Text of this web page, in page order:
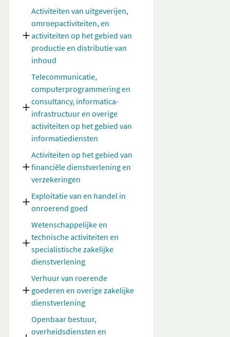
Activiteiten van uitgeverijen,
omroepactiviteiten, en
activiteiten op het gebied van
productie en distributie van
inhoud
Telecommunicatie,
computerprogrammering en
consultancy, informatica-
infrastructuur en overige
activiteiten op het gebied van
informatiediensten
Activiteiten op het gebied van
financiële dienstverlening en
verzekeringen
Exploitatie van en handel in
onroerend goed
Wetenschappelijke en
technische activiteiten en
specialistische zakelijke
dienstverlening
Verhuur van roerende
goederen en overige zakelijke
dienstverlening
Openbaar bestuur,
overheidsdiensten en